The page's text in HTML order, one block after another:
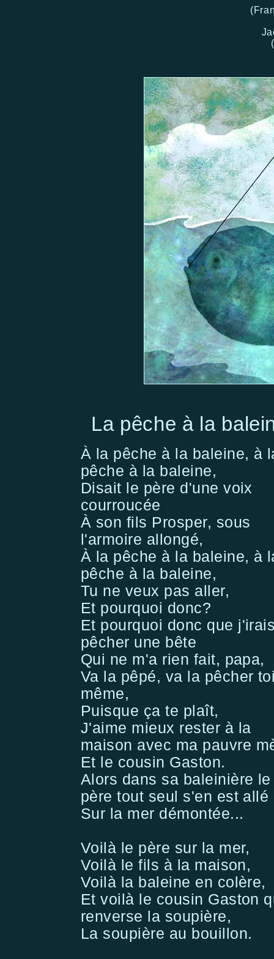
La pêche à la
À la pêche à la baleine, à
pêche à la baleine,
Disait le père d'une voix
courroucée
À son fils Prosper, sous
l'armoire allongé,
À la pêche à la baleine, à
pêche à la baleine,
Tu ne veux pas aller,
Et pourquoi donc?
Et pourquoi donc que
pêcher une bête
Qui ne m'a rien fait, papa,
Va la pêpé, va la pêcher
même,
Puisque ça te plaît,
J'aime mieux rester à la
maison avec ma pauvre
Et le cousin Gaston.
Alors dans sa baleinière le
père tout seul s'en est allé
Sur la mer démontée...
Voilà le père sur la mer,
Voilà le fils à la maison,
Voilà la baleine en colère,
Et voilà le cousin Gaston
renverse la soupière,
La soupière au bouillon.